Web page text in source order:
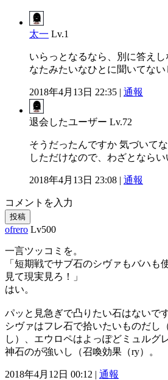
太一 Lv.1
いらっとなるなら、別に答え
なたみたいなひとに聞いてない
2018年4月13日 22:35 | 通報
退会したユーザー Lv.72
そうだったんですか 気づいて
しただけなので、わざとならい
2018年4月13日 23:08 | 通報
コメントを入力
投稿
ofrero Lv500
一言ツッコミを。
「短期戦でサブ石のシヴァもバハも
見て現実見ろ！」
はい。
パッと見急ぎで凸りたい石はないで
シヴァはフレ石で拾いたいものだし
し）、エウロペはよっぽどミュルグ
神石のが強いし（召喚効果（ry）。
2018年4月12日 00:12 | 通報